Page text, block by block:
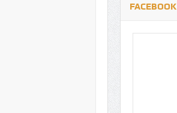
FACEBOOK